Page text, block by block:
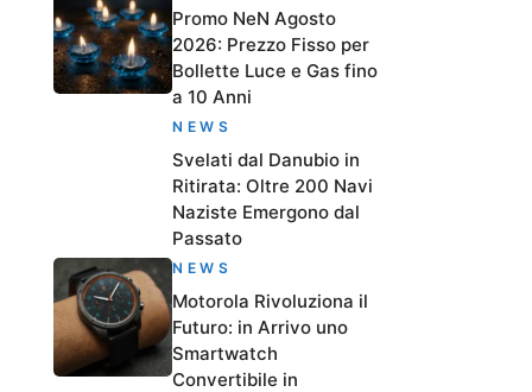
Promo NeN Agosto
2026: Prezzo Fisso per
Bollette Luce e Gas fino
a 10 Anni
NEWS
Svelati dal Danubio in
Ritirata: Oltre 200 Navi
Naziste Emergono dal
Passato
NEWS
Motorola Rivoluziona il
Futuro: in Arrivo uno
Smartwatch
Convertibile in